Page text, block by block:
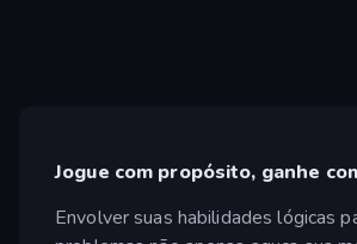
Jogue com propósito, ganhe
Envolver suas habilidades lógicas